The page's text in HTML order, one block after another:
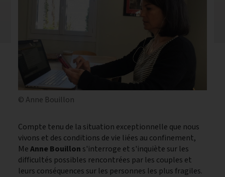
© Anne Bouillon
Compte tenu de la situation exceptionnelle que nous
vivons et des conditions de vie liées au confinement,
MeAnne Bouillon s'interroge et s'inquiète sur les
difficultés possibles rencontrées par les couples et
leurs conséquences sur les personnes les plus fragiles.